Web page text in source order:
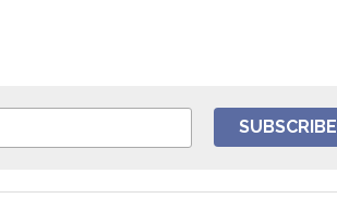
SUBSCRIBE